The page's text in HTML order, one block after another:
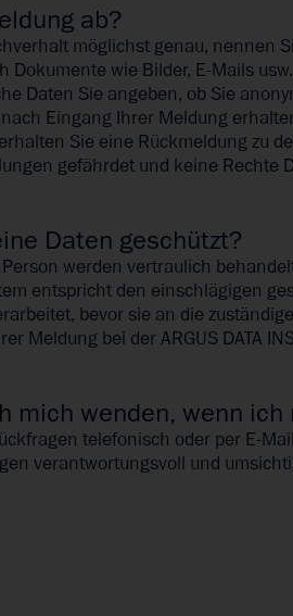
ab?
möglichst genau, nennen
Dokumente wie Bilder, E-Mails
Daten Sie angeben, ob Sie
Eingang Ihrer Meldung
Sie eine Rückmeldung zu
gefährdet und keine Rechte
Daten geschützt?
werden vertraulich
entspricht den einschlägigen
bevor sie an die
Meldung bei der ARGUS DATA
mich wenden, wenn
telefonisch oder per E-
verantwortungsvoll und